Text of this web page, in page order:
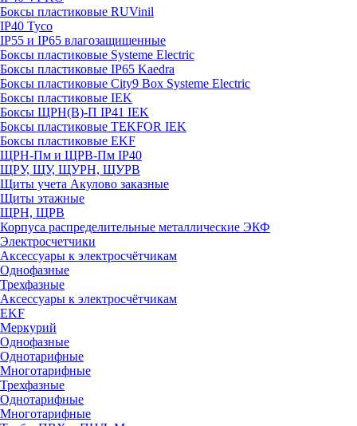
Боксы пластиковые RUVinil
IP40 Тусо
IP55 и IP65 влагозащищенные
Боксы пластиковые Systeme Electric
Боксы пластиковые IP65 Kaedra
Боксы пластиковые City9 Box Systeme Electric
Боксы пластиковые IEK
Боксы ЩРН(В)-П IP41 IEK
Боксы пластиковые TEKFOR IEK
Боксы пластиковые EKF
ЩРН-Пм и ЩРВ-Пм IP40
ЩРУ, ЩУ, ЩУРН, ЩУРВ
Щиты учета Акулово заказные
Щиты этажные
ЩРН, ЩРВ
Корпуса распределительные металлические ЭКФ
Электросчетчики
Аксессуары к электросчётчикам
Однофазные
Трехфазные
Аксессуары к электросчётчикам
EKF
Меркурий
Однофазные
Однотарифные
Многотарифные
Трехфазные
Однотарифные
Многотарифные